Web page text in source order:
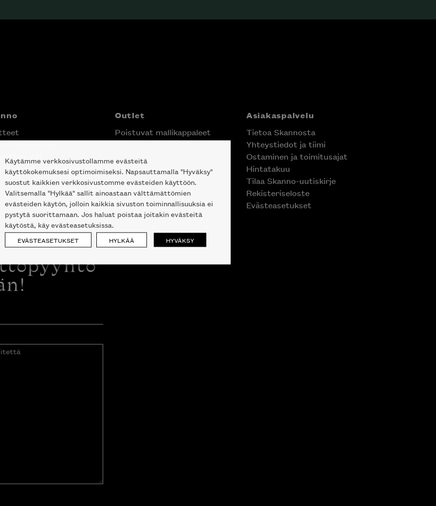
Helsingin keskustassa
Outlet
Poistuvat mallikappaleet
Asiakaspalvelu
Tietoa Skannosta
Yhteystiedot ja tiimi
Ostaminen ja toimitusajat
Hintatakuu
Tilaa Skanno-uutiskirje
Rekisteriseloste
Evästeasetukset
Käytämme verkkosivustollamme evästeitä
käyttökokemuksesi optimoimiseksi. Napsauttamalla "Hyväksy"
suostut kaikkien verkkosivustomme evästeiden käyttöön.
Valitsemalla "Hylkää" sallit ainoastaan välttämättömien
evästeiden käytön, jolloin kaikkia sivuston toiminnallisuuksia ei
pystytä suorittamaan. Jos haluat poistaa joitakin evästeitä
käytöstä, käy evästeasetuksissa.
EVÄSTEASETUKSET HYLKÄÄ HYVÄKSY